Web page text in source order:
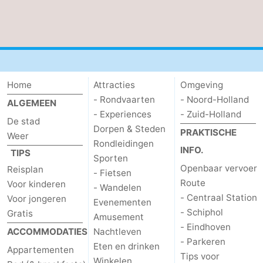
Home
ALGEMEEN
De stad
Weer
TIPS
Reisplan
Voor kinderen
Voor jongeren
Gratis
ACCOMMODATIES
Appartementen
Attracties
- Rondvaarten
- Experiences
Dorpen & Steden
Rondleidingen
Sporten
- Fietsen
- Wandelen
Evenementen
Amusement
Nachtleven
Eten en drinken
Omgeving
- Noord-Holland
- Zuid-Holland
PRAKTISCHE
INFO.
Openbaar vervoer
Route
- Centraal Station
- Schiphol
- Eindhoven
- Parkeren
Tips voor